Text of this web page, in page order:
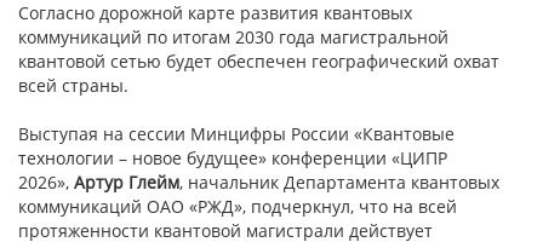
Согласно дорожной карте развития квантовых
коммуникаций по итогам 2030 года магистральной
квантовой сетью будет обеспечен географический охват
всей страны.
Выступая на сессии Минцифры России «Квантовые
технологии – новое будущее» конференции «ЦИПР
2026», Артур Глейм, начальник Департамента квантовых
коммуникаций ОАО «РЖД», подчеркнул, что на всей
протяженности квантовой магистрали действует